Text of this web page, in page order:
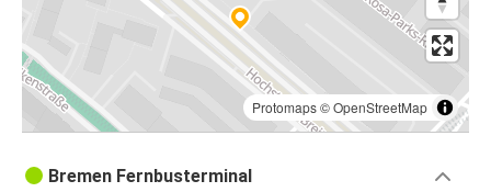
Protomaps©OpenStreetMap
Bremen Fernbusterminal